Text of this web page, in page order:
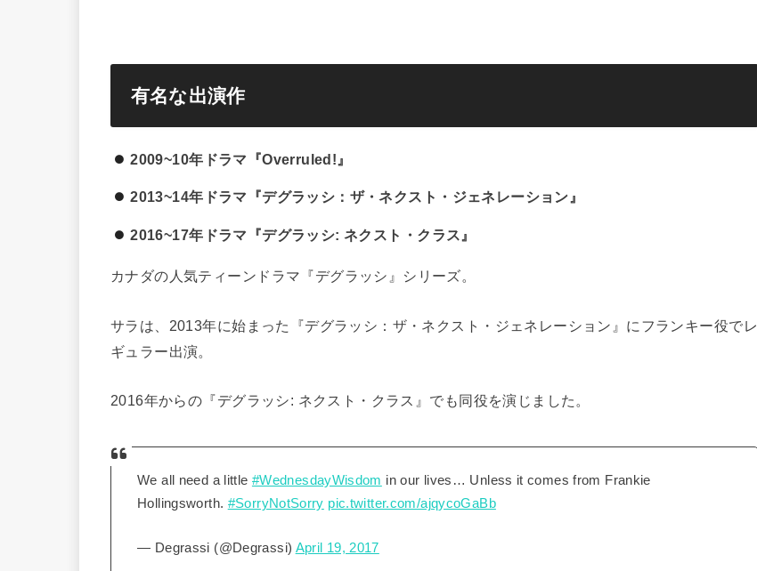
有名な出演作
2009~10年ドラマ『Overruled!』
2013~14年ドラマ『デグラッシ：ザ・ネクスト・ジェネレーション』
2016~17年ドラマ『デグラッシ: ネクスト・クラス』
カナダの人気ティーンドラマ『デグラッシ』シリーズ。
サラは、2013年に始まった『デグラッシ：ザ・ネクスト・ジェネレーション』にフランキー役でレ
ギュラー出演。
2016年からの『デグラッシ: ネクスト・クラス』でも同役を演じました。
We all need a little #WednesdayWisdom in our lives… Unless it comes from Frankie
Hollingsworth. #SorryNotSorry pic.twitter.com/ajqycoGaBb
— Degrassi (@Degrassi) April 19, 2017